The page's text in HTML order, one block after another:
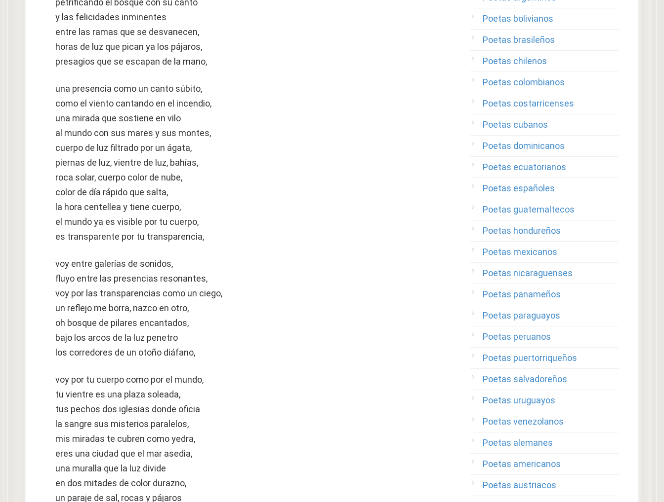
petrificando el bosque con su canto
y las felicidades inminentes
entre las ramas que se desvanecen,
horas de luz que pican ya los pájaros,
presagios que se escapan de la mano,
una presencia como un canto súbito,
como el viento cantando en el incendio,
una mirada que sostiene en vilo
al mundo con sus mares y sus montes,
cuerpo de luz filtrado por un ágata,
piernas de luz, vientre de luz, bahías,
roca solar, cuerpo color de nube,
color de día rápido que salta,
la hora centellea y tiene cuerpo,
el mundo ya es visible por tu cuerpo,
es transparente por tu transparencia,
voy entre galerías de sonidos,
fluyo entre las presencias resonantes,
voy por las transparencias como un ciego,
un reflejo me borra, nazco en otro,
oh bosque de pilares encantados,
bajo los arcos de la luz penetro
los corredores de un otoño diáfano,
voy por tu cuerpo como por el mundo,
tu vientre es una plaza soleada,
tus pechos dos iglesias donde oficia
la sangre sus misterios paralelos,
mis miradas te cubren como yedra,
eres una ciudad que el mar asedia,
una muralla que la luz divide
en dos mitades de color durazno,
un paraje de sal, rocas y pájaros
Poetas bolivianos
Poetas brasileños
Poetas chilenos
Poetas colombianos
Poetas costarricenses
Poetas cubanos
Poetas dominicanos
Poetas ecuatorianos
Poetas españoles
Poetas guatemaltecos
Poetas hondureños
Poetas mexicanos
Poetas nicaraguenses
Poetas panameños
Poetas paraguayos
Poetas peruanos
Poetas puertorriqueños
Poetas salvadoreños
Poetas uruguayos
Poetas venezolanos
Poetas alemanes
Poetas americanos
Poetas austriacos